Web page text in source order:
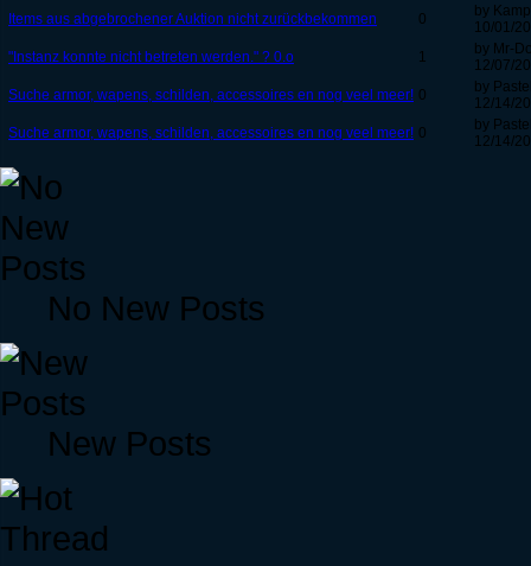
Items aus abgebrochener Auktion nicht zurückbekommen
0
by
10/01/
"Instanz konnte nicht betreten werden." ? 0.o
1
by Mr-
12/07/
Suche armor, wapens, schilden, accessoires en nog veel meer! 0
by
12/14/
Suche armor, wapens, schilden, accessoires en nog veel meer! 0
by
12/14/
No New Posts
New Posts